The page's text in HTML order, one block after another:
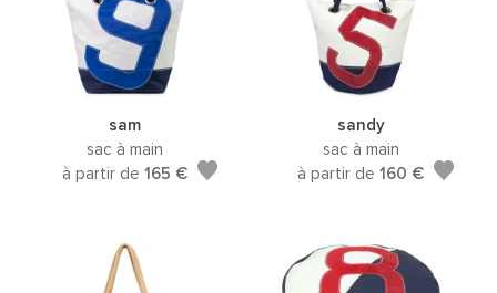
sam
sac à main
à partir de 165 €
sandy
sac à main
à partir de160 €